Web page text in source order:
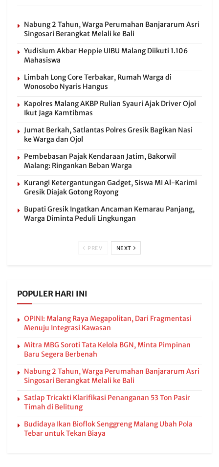
Nabung 2 Tahun, Warga Perumahan Banjararum Asri
Singosari Berangkat Melali ke Bali
Yudisium Akbar Heppie UIBU Malang Diikuti 1.106
Mahasiswa
Limbah Long Core Terbakar, Rumah Warga di
Wonosobo Nyaris Hangus
Kapolres Malang AKBP Rulian Syauri Ajak Driver Ojol
Ikut Jaga Kamtibmas
Jumat Berkah, Satlantas Polres Gresik Bagikan Nasi
ke Warga dan Ojol
Pembebasan Pajak Kendaraan Jatim, Bakorwil
Malang: Ringankan Beban Warga
Kurangi Ketergantungan Gadget, Siswa MI Al-Karimi
Gresik Diajak Gotong Royong
Bupati Gresik Ingatkan Ancaman Kemarau Panjang,
Warga Diminta Peduli Lingkungan
PREV NEXT
POPULER HARI INI
OPINI: Malang Raya Megapolitan, Dari Fragmentasi
Menuju Integrasi Kawasan
Mitra MBG Soroti Tata Kelola BGN, Minta Pimpinan
Baru Segera Berbenah
Nabung 2 Tahun, Warga Perumahan Banjararum Asri
Singosari Berangkat Melali ke Bali
Satlap Tricakti Klarifikasi Penanganan 53 Ton Pasir
Timah di Belitung
Budidaya Ikan Bioflok Senggreng Malang Ubah Pola
Tebar untuk Tekan Biaya